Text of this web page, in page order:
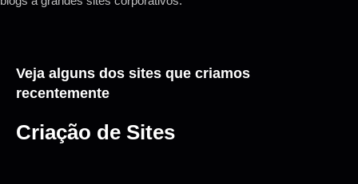
Veja alguns dos sites que criamos
recentemente
Criação de Sites